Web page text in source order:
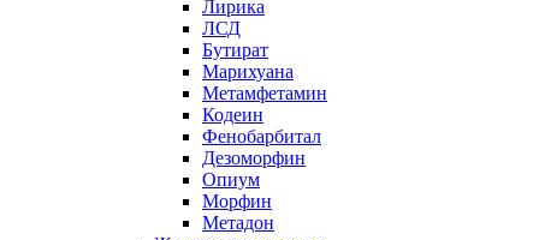
Лирика
ЛСД
Бутират
Марихуана
Метамфетамин
Кодеин
Фенобарбитал
Дезоморфин
Опиум
Морфин
Метадон